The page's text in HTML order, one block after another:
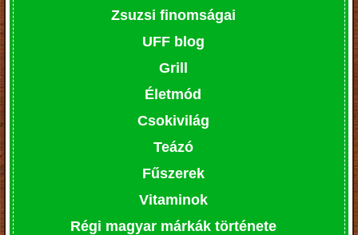
Zsuzsi finomságai
UFF blog
Grill
Életmód
Csokivilág
Teázó
Fűszerek
Vitaminok
Régi magyar márkák története